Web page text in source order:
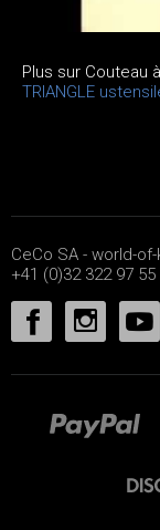
Plus sur Couteau
TRIANGLE
CeCo SA - world-
+41 (0)32 322 97 55 |